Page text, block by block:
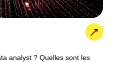
analyst ? Quelles sont les